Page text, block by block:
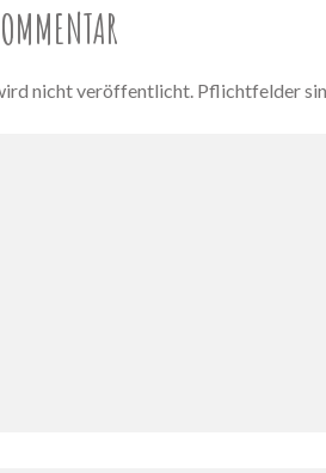
nicht veröffentlicht. Pflichtfelder